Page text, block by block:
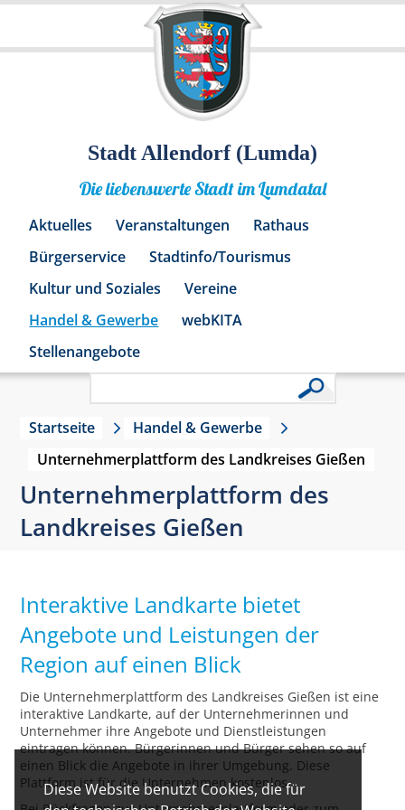
Diese Website benutzt Cookies, die für
Stadt Allendorf (Lumda)
Die liebenswerte Stadt im Lumdatal
Aktuelles Veranstaltungen
Rathaus
Bürgerservice
Stadtinfo/Tourismus
Kultur und Soziales
Vereine
Handel & Gewerbe
webKITA
Stellenangebote
Startseite
Handel & Gewerbe
Unternehmerplattform des Landkreises Gießen
Unternehmerplattform des
Landkreises Gießen
Interaktive Landkarte bietet
Angebote und Leistungen der
Region auf einen Blick
Die Unternehmerplattform des Landkreises Gießen ist eine
interaktive Landkarte, auf der Unternehmerinnen und
Unternehmer ihre Angebote und Dienstleistungen
eintragen können. Bürgerinnen und Bürger sehen so auf
einen Blick die Angebote in ihrer Umgebung. Diese
Plattform ist für die Unternehmen kostenlos.